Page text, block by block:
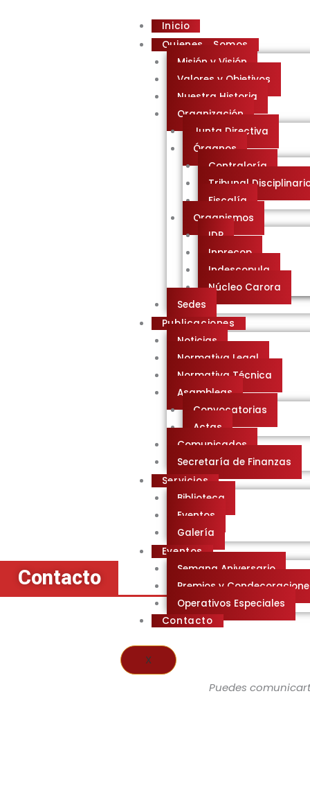
Inicio
Quienes Somos
Misión y Visión
Valores y Objetivos
Nuestra Historia
Organización
Junta Directiva
Órganos
Contraloría
Tribunal
Fiscalía
Organismos
IDP
Inprecop
Indescopula
Núcleo Carora
Sedes
Publicaciones
Noticias
Normativa Legal
Normativa Técnica
Asambleas
Convocatorias
Actas
Comunicados
Secretaría de Finanzas
Servicios
Biblioteca
Eventos
Galería
Eventos
Semana Aniversario
Premios y
Operativos Especiales
Contacto
X
Contacto
Puedes